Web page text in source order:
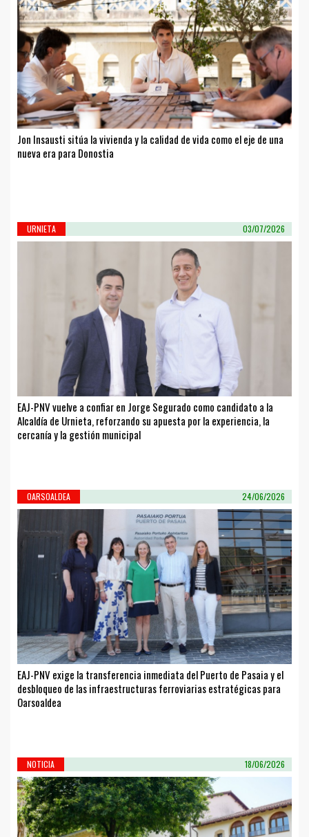
Jon Insausti sitúa la vivienda y la calidad de vida como el eje de una
nueva era para Donostia
URNIETA 03/07/2026
EAJ-PNV vuelve a confiar en Jorge Segurado como candidato a la
Alcaldía de Urnieta, reforzando su apuesta por la experiencia, la
cercanía y la gestión municipal
OARSOALDEA 24/06/2026
EAJ-PNV exige la transferencia inmediata del Puerto de Pasaia y el
desbloqueo de las infraestructuras ferroviarias estratégicas para
Oarsoaldea
NOTICIA 18/06/2026